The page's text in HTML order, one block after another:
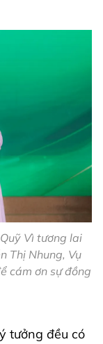
Vì tương lai
Thị Nhung, Vụ
cám ơn sự đồng
tưởng đều có